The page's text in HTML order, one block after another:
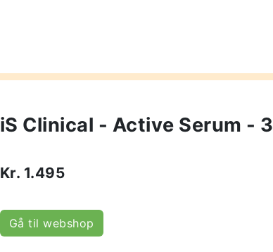
iS Clinical - Active Serum - 3
Kr. 1.495
Gå til webshop